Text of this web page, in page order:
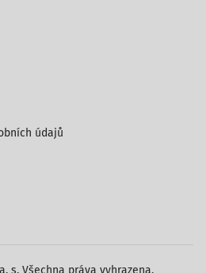
s. Všechna práva vyhrazena.
údajů